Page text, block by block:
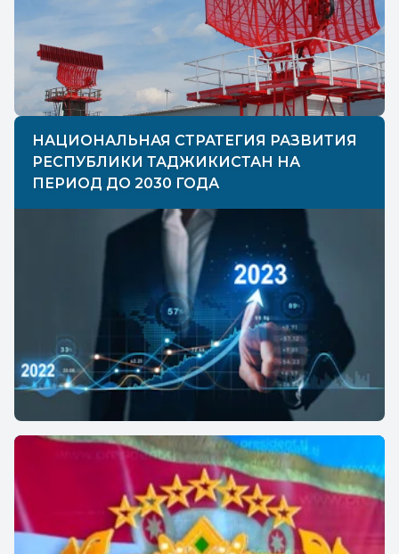
НАЦИОНАЛЬНАЯ СТРАТЕГИЯ РАЗВИТИЯ
РЕСПУБЛИКИ ТАДЖИКИСТАН НА
ПЕРИОД ДО 2030 ГОДА